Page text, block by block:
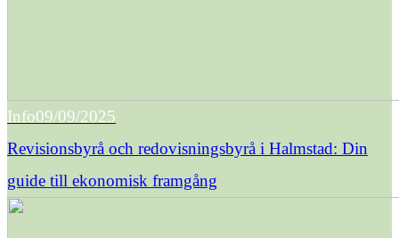
Info09/09/2025
Revisionsbyrå och redovisningsbyrå i Halmstad: Din
guide till ekonomisk framgång